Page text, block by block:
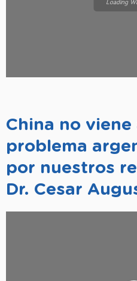
Loading
China no
problema
por nuestros
Dr. Cesar